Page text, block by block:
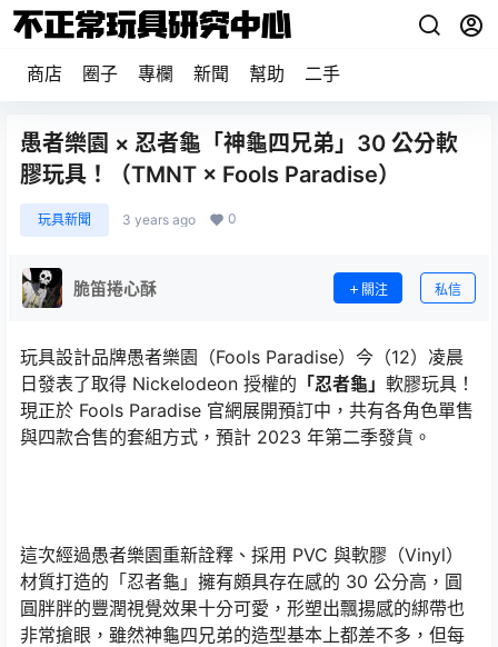
商店 圈子 專欄 新聞 幫助 二手
愚者樂園 × 忍者龜「神龜四兄弟」30 公分軟
膠玩具！（TMNT × Fools Paradise）
玩具新聞 3 years ago 0
脆笛捲心酥 關注 私信
玩具設計品牌愚者樂園（Fools Paradise）今（12）凌晨
日發表了取得 Nickelodeon 授權的 「忍者龜」 軟膠玩具！
現正於 Fools Paradise 官網展開預訂中，共有各角色單售
與四款合售的套組方式，預計 2023 年第二季發貨。
這次經過愚者樂園重新詮釋、採用 PVC 與軟膠（Vinyl）
材質打造的「忍者龜」擁有頗具存在感的 30 公分高，圓
圓胖胖的豐潤視覺效果十分可愛，形塑出飄揚感的綁帶也
非常搶眼，雖然神龜四兄弟的造型基本上都差不多，但每